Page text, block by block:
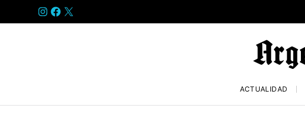
INSTAGRAM
FACEBOOK
X
ACTUALIDAD